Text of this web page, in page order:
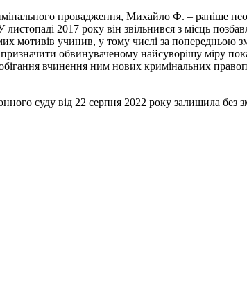
провадження, Михайло Ф. – раніше
2017 року він звільнився з місць
мотивів учинив, у тому числі за попередньою
обвинуваченому найсуворішу міру
вчинення ним нових кримінальних
суду від 22 серпня 2022 року залишила без